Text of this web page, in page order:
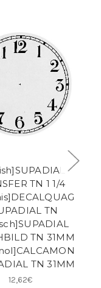
TN 1 1/4
TN
TN 31MM
TN 31MM
12,62€